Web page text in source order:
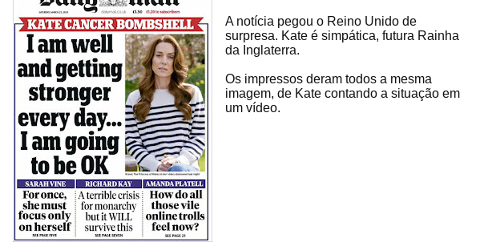
A notícia pegou o Reino Unido de
surpresa. Kate é simpática, futura Rainha
da Inglaterra.
Os impressos deram todos a mesma
imagem, de Kate contando a situação em
um vídeo.